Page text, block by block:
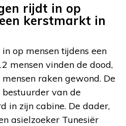
rijdt in op
kerstmarkt in
op mensen tijdens een
mensen vinden de dood,
raken gewond. De
van de
in zijn cabine. De dader,
asielzoeker Tunesiër